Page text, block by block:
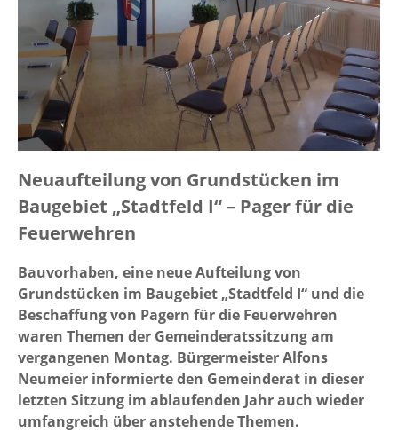
Neuaufteilung von Grundstücken im
Baugebiet „Stadtfeld I“ – Pager für die
Feuerwehren
Bauvorhaben, eine neue Aufteilung von
Grundstücken im Baugebiet „Stadtfeld I“ und die
Beschaffung von Pagern für die Feuerwehren
waren Themen der Gemeinderatssitzung am
vergangenen Montag. Bürgermeister Alfons
Neumeier informierte den Gemeinderat in dieser
letzten Sitzung im ablaufenden Jahr auch wieder
umfangreich über anstehende Themen.